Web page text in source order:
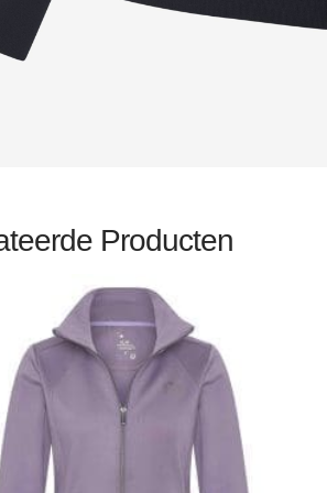
Producten